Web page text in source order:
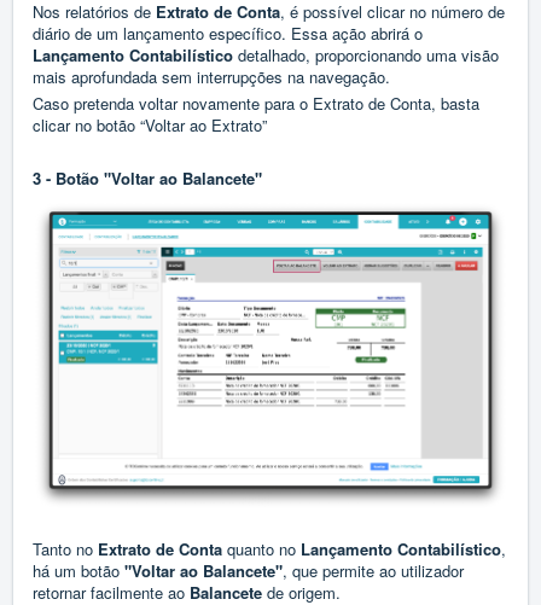
Nos relatórios de Extrato de Conta, é possível clicar no número de
diário de um lançamento específico. Essa ação abrirá o
Lançamento Contabilístico detalhado, proporcionando uma visão
mais aprofundada sem interrupções na navegação.
Caso pretenda voltar novamente para o Extrato de Conta, basta
clicar no botão “Voltar ao Extrato”
3 - Botão "Voltar ao Balancete"
Tanto no Extrato de Conta quanto no Lançamento Contabilístico,
há um botão "Voltar ao Balancete", que permite ao utilizador
retornar facilmente ao Balancete de origem.